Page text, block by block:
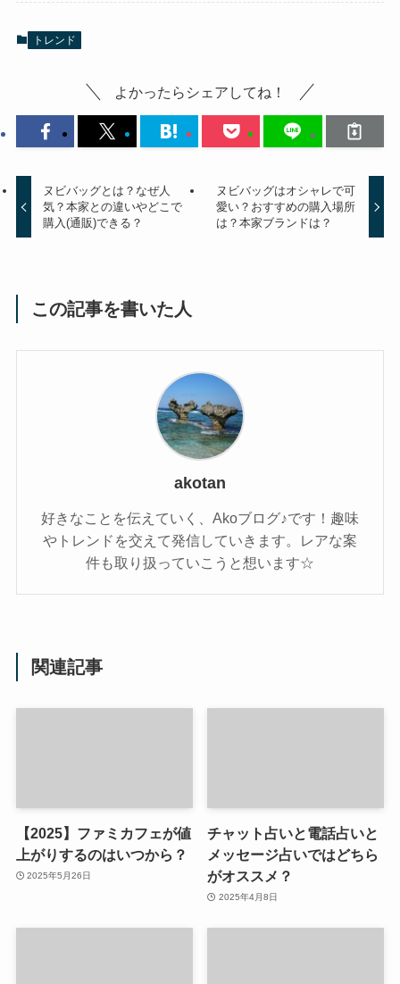
トレンド
よかったらシェアしてね！
ヌビバッグとは？なぜ人
気？本家との違いやどこで
購入(通販)できる？
ヌビバッグはオシャレで可
愛い？おすすめの購入場所
は？本家ブランドは？
この記事を書いた人
akotan
好きなことを伝えていく、Akoブログ♪です！趣味
やトレンドを交えて発信していきます。レアな案
件も取り扱っていこうと想います☆
関連記事
【2025】ファミカフェが値
上がりするのはいつから？
2025年5月26日
チャット占いと電話占いと
メッセージ占いではどちら
がオススメ？
2025年4月8日